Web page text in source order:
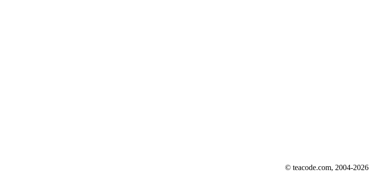
© teacode.com, 2004-2026